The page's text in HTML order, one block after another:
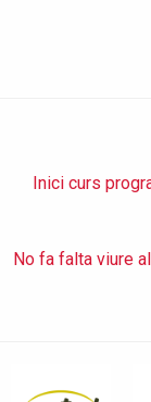
Inici curs
No fa falta viure